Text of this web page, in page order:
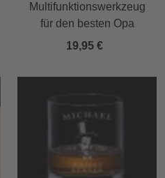
Multifunktionswerkzeug
für den besten Opa
19,95 €